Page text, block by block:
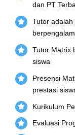
dan PT
Tutor
Tutor Matrix
siswa
Presensi
prestasi
Kurikulum
Evaluasi